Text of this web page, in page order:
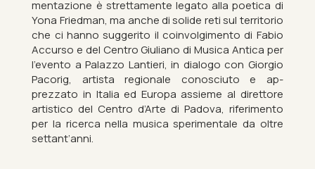
mentazione è strettamente legato alla po­et­ica di
Yona Fried­man, ma anche di solide reti sul ter­ritorio
che ci hanno sug­gerito il coin­vol­gi­mento di Fabio
Ac­curso e del Centro Gi­uli­ano di Mu­sica An­tica per
l’evento a Palazzo Lantieri, in dia­logo con Gior­gio
Pa­c­orig, artista re­gionale con­os­ciuto e ap­
prezzato in Italia ed Europa as­sieme al diret­tore
artist­ico del Centro d’Arte di Padova, rifer­i­mento
per la ricerca nella mu­sica sper­i­mentale da oltre
set­tant’anni.